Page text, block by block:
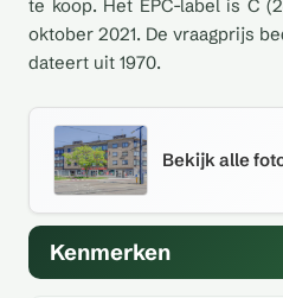
te koop. Het EPC-label is C
oktober 2021. De vraagprijs
dateert uit 1970.
Bekijk alle
Kenmerken